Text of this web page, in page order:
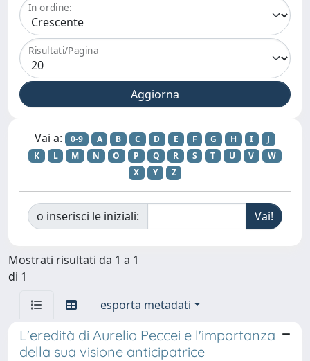
In ordine:
Risultati/Pagina
Vai a: 0-9 A B C D E F G H I
J
K
L M N O P Q R S T U V
W
X
Y Z
o inserisci le iniziali:
Mostrati risultati da 1 a 1
di 1
esporta metadati
L'eredità di Aurelio Peccei e l'importanza
della sua visione anticipatrice